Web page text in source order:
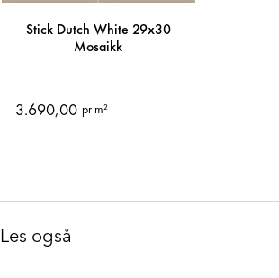
Stick Dutch White 29x30
Mosaikk
3.690,00 pr m²
Les også